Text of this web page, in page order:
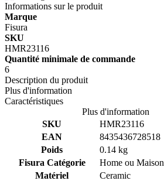
Informations sur le produit
Marque
Fisura
SKU
HMR23116
Quantité minimale de commande
6
Description du produit
Plus d'information
Caractéristiques
Plus d'information
SKU
HMR23116
EAN
8435436728518
Poids
0.14 kg
Fisura Catégorie
Home ou Maison
Matériel
Ceramic